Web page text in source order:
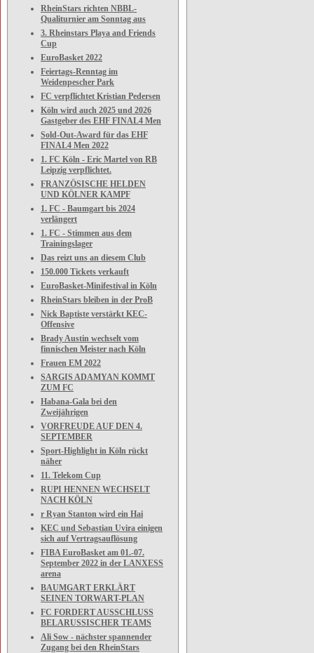
RheinStars richten NBBL-
Qualiturnier am Sonntag aus
3. Rheinstars Playa and Friends
Cup
EuroBasket 2022
Feiertags-Renntag im
Weidenpescher Park
FC verpflichtet Kristian Pedersen
Köln wird auch 2025 und 2026
Gastgeber des EHF FINAL4 Men
Sold-Out-Award für das EHF
FINAL4 Men 2022
1. FC Köln - Eric Martel von RB
Leipzig verpflichtet.
FRANZÖSISCHE HELDEN
UND KÖLNER KAMPF
1. FC - Baumgart bis 2024
verlängert
1. FC - Stimmen aus dem
Trainingslager
Das reizt uns an diesem Club
150.000 Tickets verkauft
EuroBasket-Minifestival in Köln
RheinStars bleiben in der ProB
Nick Baptiste verstärkt KEC-
Offensive
Brady Austin wechselt vom
finnischen Meister nach Köln
Frauen EM 2022
SARGIS ADAMYAN KOMMT
ZUM FC
Habana-Gala bei den
Zweijährigen
VORFREUDE AUF DEN 4.
SEPTEMBER
Sport-Highlight in Köln rückt
näher
11. Telekom Cup
RUPI HENNEN WECHSELT
NACH KÖLN
r Ryan Stanton wird ein Hai
KEC und Sebastian Uvira einigen
sich auf Vertragsauflösung
FIBA EuroBasket am 01.-07.
September 2022 in der LANXESS
arena
BAUMGART ERKLÄRT
SEINEN TORWART-PLAN
FC FORDERT AUSSCHLUSS
BELARUSSISCHER TEAMS
Ali Sow - nächster spannender
Zugang bei den RheinStars